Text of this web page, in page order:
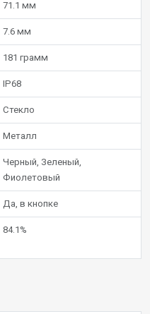
71.1 мм
7.6 мм
181 грамм
IP68
Стекло
Металл
Черный, Зеленый,
Фиолетовый
Да, в кнопке
84.1%